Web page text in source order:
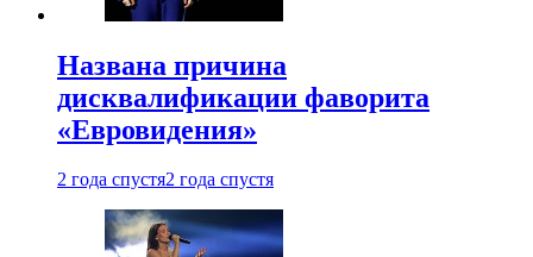
Названа причина
дисквалификации фаворита
«Евровидения»
2 года спустя2 года спустя